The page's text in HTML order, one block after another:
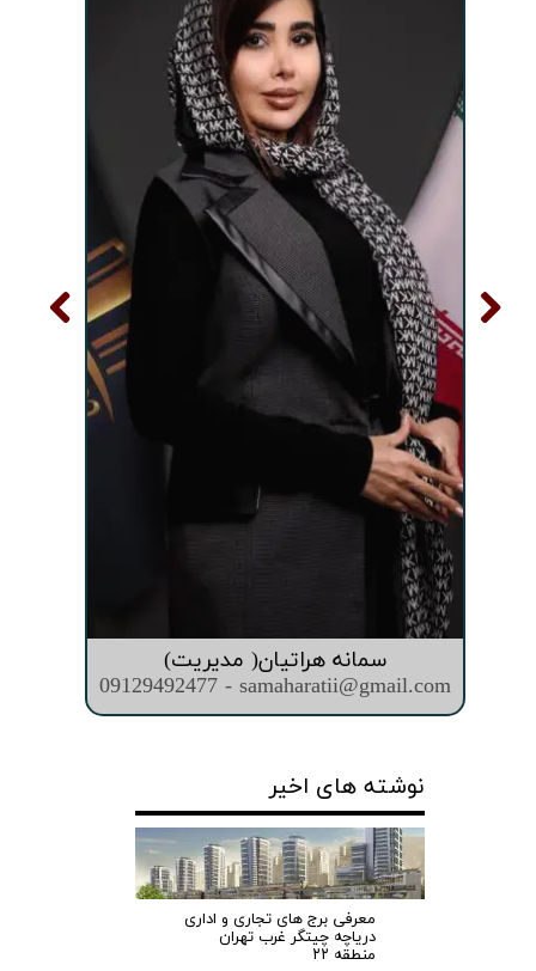
سمانه هراتیان( مدیریت)
09129492477 - samaharatii@gmail.com
نوشته های اخیر
معرفی برج های تجاری و اداری
دریاچه چیتگر غرب تهران
منطقه ۲۲